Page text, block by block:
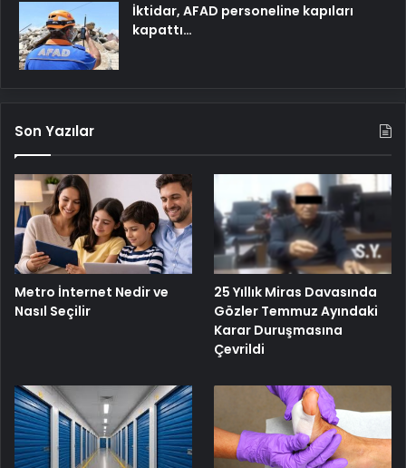
İktidar, AFAD personeline kapıları
kapattı…
Son Yazılar
Metro İnternet Nedir ve
Nasıl Seçilir
25 Yıllık Miras Davasında
Gözler Temmuz Ayındaki
Karar Duruşmasına
Çevrildi